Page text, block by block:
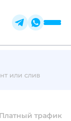
или слив
трафик